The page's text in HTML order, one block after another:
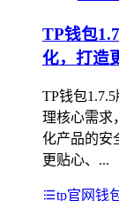
TP钱包
化，打造
TP钱包
理核心需求
化产品的安
更贴心、...
tp官网钱